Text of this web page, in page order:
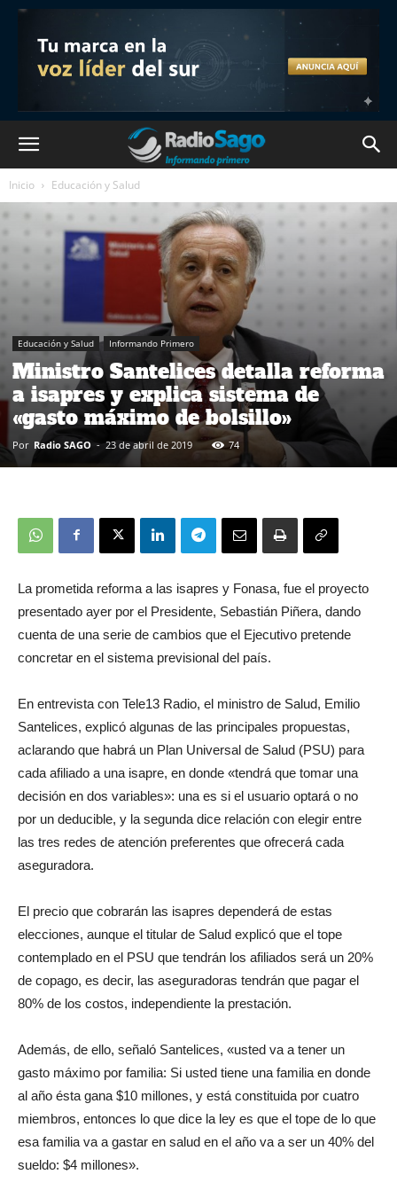
Inicio Educación y Salud
Educación y Salud Informando Primero
Ministro Santelices detalla reforma
a isapres y explica sistema de
«gasto máximo de bolsillo»
Por Radio SAGO - 23 de abril de 2019 74
La prometida reforma a las isapres y Fonasa, fue el proyecto
presentado ayer por el Presidente, Sebastián Piñera, dando
cuenta de una serie de cambios que el Ejecutivo pretende
concretar en el sistema previsional del país.
En entrevista con Tele13 Radio, el ministro de Salud, Emilio
Santelices, explicó algunas de las principales propuestas,
aclarando que habrá un Plan Universal de Salud (PSU) para
cada afiliado a una isapre, en donde «tendrá que tomar una
decisión en dos variables»: una es si el usuario optará o no
por un deducible, y la segunda dice relación con elegir entre
las tres redes de atención preferentes que ofrecerá cada
aseguradora.
El precio que cobrarán las isapres dependerá de estas
elecciones, aunque el titular de Salud explicó que el tope
contemplado en el PSU que tendrán los afiliados será un 20%
de copago, es decir, las aseguradoras tendrán que pagar el
80% de los costos, independiente la prestación.
Además, de ello, señaló Santelices, «usted va a tener un
gasto máximo por familia: Si usted tiene una familia en donde
al año ésta gana $10 millones, y está constituida por cuatro
miembros, entonces lo que dice la ley es que el tope de lo que
esa familia va a gastar en salud en el año va a ser un 40% del
sueldo: $4 millones».